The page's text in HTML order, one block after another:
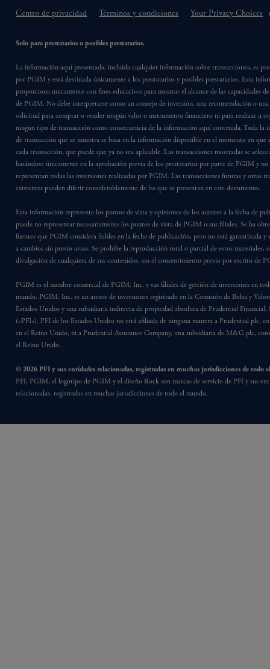
Centro de privacidad Términos y condiciones Your Privacy Choices
Solo para prestatarios o posibles prestatarios.
La información aquí presentada, incluida cualquier información sobre transacciones, es
por PGIM y está destinada únicamente a los prestatarios y posibles prestatarios. Esta
proporciona únicamente con fines educativos para mostrar el alcance de las capacidades
de PGIM. No debe interpretarse como un consejo de inversión, una recomendación o
solicitud para comprar o vender ningún valor o instrumento financiero ni para realizar u
ningún tipo de transacción como consecuencia de la información aquí contenida. Toda la
de transacción que se muestra se basa en la información disponible en el momento en que
cada transacción, que puede que ya no sea aplicable. Las transacciones mostradas se
basándose únicamente en la aprobación previa de los prestatarios por parte de PGIM y no
representan todas las inversiones realizadas por PGIM. Las transacciones futuras y otras
existentes pueden diferir considerablemente de las que se presentan en este documento.
Esta información representa los puntos de vista y opiniones de los autores a la fecha de
puede no representar necesariamente los puntos de vista de PGIM o sus filiales. Se ha
fuentes que PGIM considera fiables en la fecha de publicación, pero no está garantizada y
a cambios sin previo aviso. Se prohíbe la reproducción total o parcial de estos materiales,
divulgación de cualquiera de sus contenidos, sin el consentimiento previo por escrito de
PGIM es el nombre comercial de PGIM, Inc. y sus filiales de gestión de inversiones en
mundo. PGIM, Inc. es un asesor de inversiones registrado en la Comisión de Bolsa y
Estados Unidos y una subsidiaria indirecta de propiedad absoluta de Prudential Financial,
(«PFI»). PFI de los Estados Unidos no está afiliada de ninguna manera a Prudential plc,
en el Reino Unido, ni a Prudential Assurance Company, una subsidiaria de M&G plc,
el Reino Unido.
© 2026 PFI y sus entidades relacionadas, registradas en muchas jurisdicciones de todo
PFI, PGIM, el logotipo de PGIM y el diseño Rock son marcas de servicio de PFI y sus
relacionadas, registradas en muchas jurisdicciones de todo el mundo.